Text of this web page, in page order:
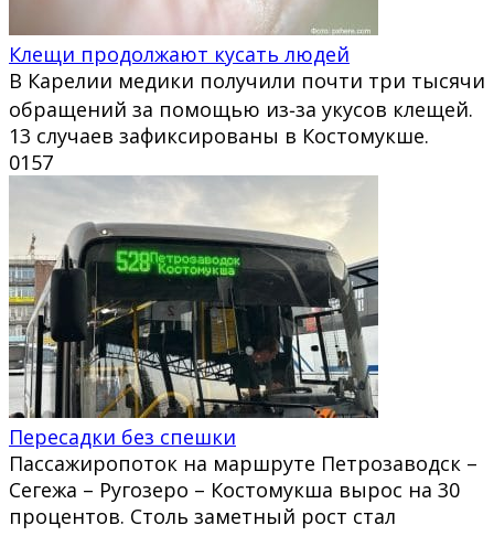
Клещи продолжают кусать людей
В Карелии медики получили почти три тысячи
обращений за помощью из‑за укусов клещей.
13 случаев зафиксированы в Костомукше.
0157
Пересадки без спешки
Пассажиропоток на маршруте Петрозаводск –
Сегежа – Ругозеро – Костомукша вырос на 30
процентов. Столь заметный рост стал